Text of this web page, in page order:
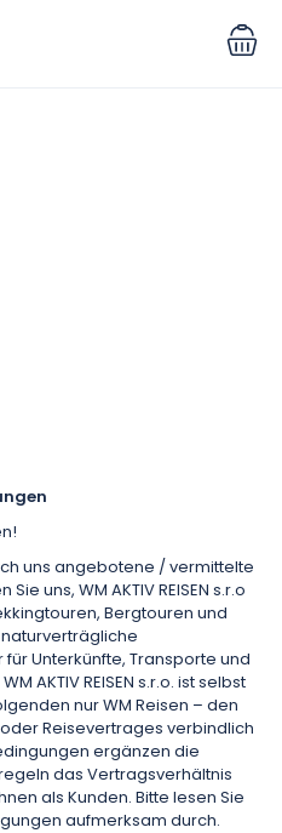
uns angebotene / vermittelte
uns, WM AKTIV REISEN s.r.o
Bergtouren und
Unterkünfte, Transporte und
AKTIV REISEN s.r.o. ist selbst
nur WM Reisen – den
Reisevertrages verbindlich
ergänzen die
das Vertragsverhältnis
als Kunden. Bitte lesen Sie
aufmerksam durch.